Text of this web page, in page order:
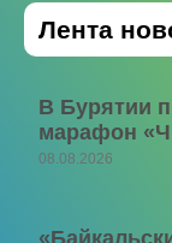
Лента
В Бурятии
марафон
08.08.2026